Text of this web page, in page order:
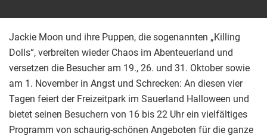
Jackie Moon und ihre Puppen, die sogenannten „Killing
Dolls“, verbreiten wieder Chaos im Abenteuerland und
versetzen die Besucher am 19., 26. und 31. Oktober sowie
am 1. November in Angst und Schrecken: An diesen vier
Tagen feiert der Freizeitpark im Sauerland Halloween und
bietet seinen Besuchern von 16 bis 22 Uhr ein vielfältiges
Programm von schaurig-schönen Angeboten für die ganze